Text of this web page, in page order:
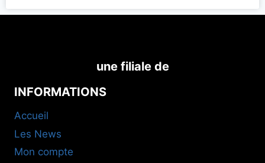
une filiale de
INFORMATIONS
Accueil
Les News
Mon compte